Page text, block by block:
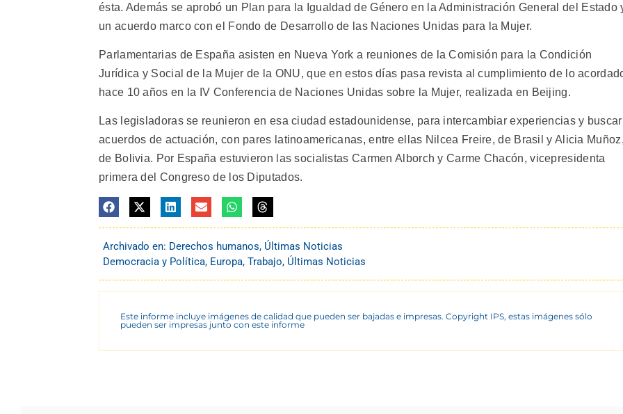
ésta. Además se aprobó un Plan para la Igualdad de Género en la Administración General del Estado
un acuerdo marco con el Fondo de Desarrollo de las Naciones Unidas para la Mujer.
Parlamentarias de España asisten en Nueva York a reuniones de la Comisión para la Condición
Jurídica y Social de la Mujer de la ONU, que en estos días pasa revista al cumplimiento de lo
hace 10 años en la IV Conferencia de Naciones Unidas sobre la Mujer, realizada en Beijing.
Las legisladoras se reunieron en esa ciudad estadounidense, para intercambiar experiencias y buscar
acuerdos de actuación, con pares latinoamericanas, entre ellas Nilcea Freire, de Brasil y Alicia Muñoz,
de Bolivia. Por España estuvieron las socialistas Carmen Alborch y Carme Chacón, vicepresidenta
primera del Congreso de los Diputados.
Archivado en: Derechos humanos, Últimas Noticias
Democracia y Política, Europa, Trabajo, Últimas Noticias
Este informe incluye imágenes de calidad que pueden ser bajadas e impresas. Copyright IPS, estas imágenes sólo
pueden ser impresas junto con este informe